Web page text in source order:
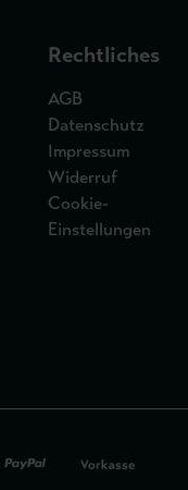
Rechtliches
AGB
Datenschutz
Impressum
Widerruf
Cookie-
Einstellungen